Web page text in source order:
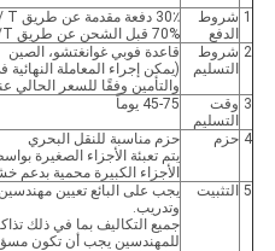
1 شروط
الدفع
30٪ دفعة مقدمة عن طريق T / T،
70% قبل الشحن عن طريق T/T أو L/C عند الرؤية
2 شروط
التسليم
قاعدة فوبي غوانغتشو، الصين
والتأمين وفقًا للسعر الحالي
3 وقت
التسليم
45-75 يوماً
4 حزم
حزم مناسبة للنقل البحري
يتم تعبئة الأجزاء الصغيرة
الأجزاء الكبيرة محمية بدعم
5 التثبيت
يجب على البائع تعيين
وتدريب.
جميع التكاليف بما في ذلك
للمهندسين يجب أن تكون